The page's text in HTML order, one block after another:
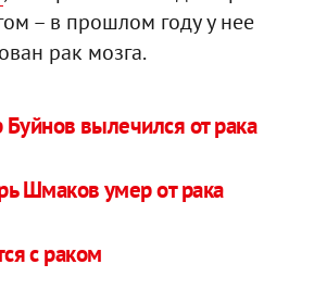
– в прошлом году у нее
рак мозга.
вылечился от рака
Шмаков умер от рака
с раком